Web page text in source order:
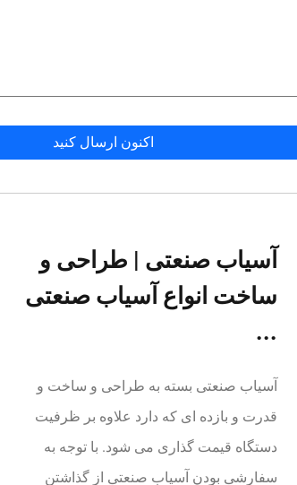
آسیاب صنعتی | طراحی و
ساخت انواع آسیاب صنعتی
...
آسیاب صنعتی بسته به طراحی و ساخت و
قدرت و بازده ای که دارد علاوه بر ظرفیت
دستگاه قیمت گذاری می شود. با توجه به
سفارشی بودن آسیاب صنعتی از گذاشتن